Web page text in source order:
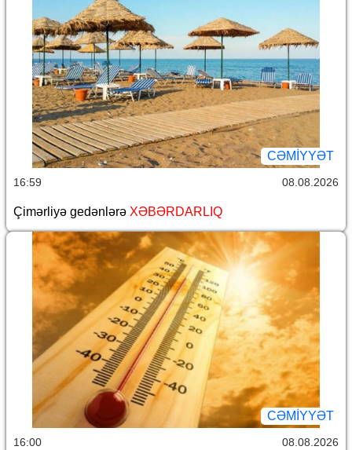
CƏMİYYƏT
16:59 08.08.2026
Çimərliyə gedənlərə XƏBƏRDARLIQ
CƏMİYYƏT
16:00 08.08.2026